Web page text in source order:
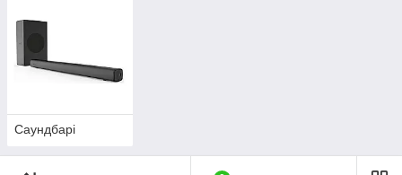
Саундбарі